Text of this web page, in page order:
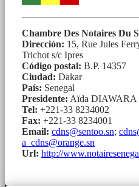
Chambre Des Notaires Du
Dirección: 15, Rue Jules
Trichot s/c Ipres
Código postal: B.P. 14357
Ciudad: Dakar
País: Senegal
Presidente: Aïda
Tel: +221-33 8234002
Fax: +221-33 8234001
Email: cdns@sentoo.sn;
a_cdns@orange.sn
Url: http://